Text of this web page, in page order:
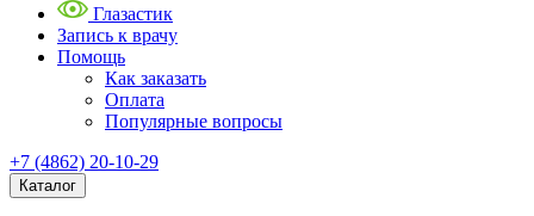
Глазастик
Запись к врачу
Помощь
Как заказать
Оплата
Популярные вопросы
+7 (4862) 20-10-29
Каталог